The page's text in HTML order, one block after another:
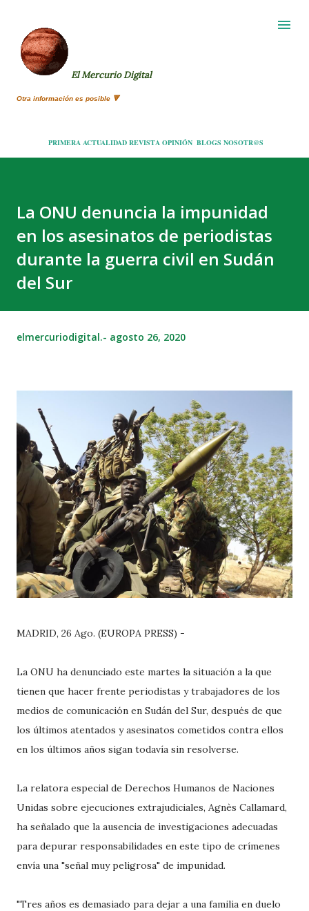
El Mercurio Digital
Otra información es posible 🔻
PRIMERA ACTUALIDAD REVISTA OPINIÓN BLOGS NOSOTR@S
La ONU denuncia la impunidad
en los asesinatos de periodistas
durante la guerra civil en Sudán
del Sur
elmercuriodigital.- agosto 26, 2020
MADRID, 26 Ago. (EUROPA PRESS) -
La ONU ha denunciado este martes la situación a la que
tienen que hacer frente periodistas y trabajadores de los
medios de comunicación en Sudán del Sur, después de que
los últimos atentados y asesinatos cometidos contra ellos
en los últimos años sigan todavía sin resolverse.
La relatora especial de Derechos Humanos de Naciones
Unidas sobre ejecuciones extrajudiciales, Agnès Callamard,
ha señalado que la ausencia de investigaciones adecuadas
para depurar responsabilidades en este tipo de crímenes
envía una "señal muy peligrosa" de impunidad.
"Tres años es demasiado para dejar a una familia en duelo